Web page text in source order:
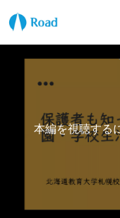
本編を視聴する